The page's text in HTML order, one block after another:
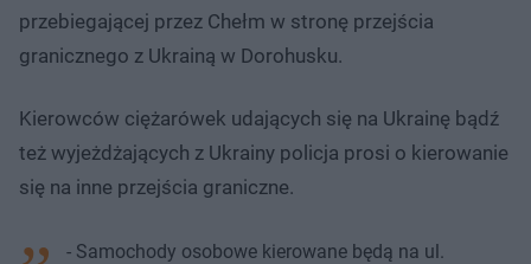
przebiegającej przez Chełm w stronę przejścia
granicznego z Ukrainą w Dorohusku.
Kierowców ciężarówek udających się na Ukrainę bądź
też wyjeżdżających z Ukrainy policja prosi o kierowanie
się na inne przejścia graniczne.
- Samochody osobowe kierowane będą na ul.